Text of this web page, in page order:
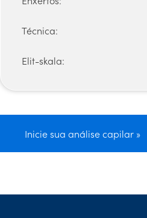
Técnica:
Elit-skala:
Inicie sua análise capilar »